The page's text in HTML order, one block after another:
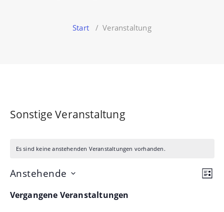
Start /Veranstaltung
Sonstige Veranstaltung
Es sind keine anstehenden Veranstaltungen vorhanden.
Liste
Anstehende
wählen.
Vergangene Veranstaltungen